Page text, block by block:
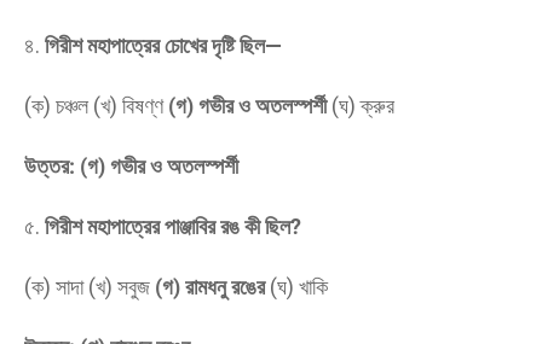
​৪. গিরীশ মহাপাত্রের চোখের দৃষ্টি ছিল—
(ক) চঞ্চল (খ) বিষণ্ণ(গ) গভীর ও অতলস্পর্শী(ঘ) ক্রুর
উত্তর: (গ) গভীর ও অতলস্পর্শী
​৫. গিরীশ মহাপাত্রের পাঞ্জাবির রঙ কী ছিল?
(ক) সাদা (খ) সবুজ (গ) রামধনু রঙের(ঘ) খাকি